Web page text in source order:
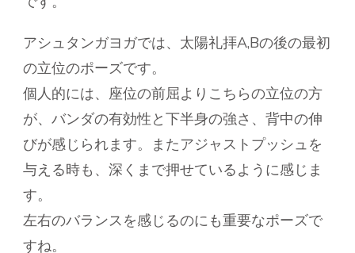
アシュタンガヨガでは、太陽礼拝A,Bの後の最初
の立位のポーズです。
個人的には、座位の前屈よりこちらの立位の方
が、バンダの有効性と下半身の強さ、背中の伸
びが感じられます。またアジャストプッシュを
与える時も、深くまで押せているように感じま
す。
左右のバランスを感じるのにも重要なポーズで
すね。